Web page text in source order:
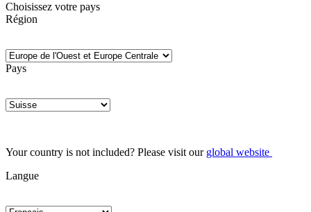
Choisissez votre pays
Région
Pays
Your country is not included? Please visit our global website
Langue